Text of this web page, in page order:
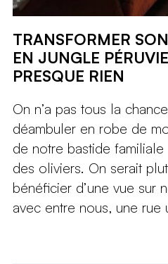
TRANSFORMER
EN JUNGLE
PRESQUE RIEN
On n’a pas tous la
déambuler en robe de
de notre bastide
des oliviers. On serait
bénéficier d’une vue sur
avec entre nous, une rue